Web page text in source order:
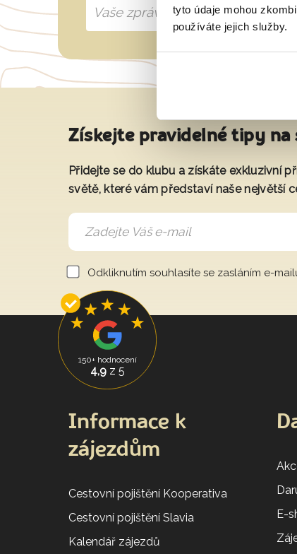
tyto údaje mohou
používáte jejich služby.
Získejte pravidelné tipy na
Přidejte se do klubu a získáte exkluzivní
světě, které vám představí naše největší
Odkliknutím souhlasíte se zasláním e-
150+ hodnocení
4,9z 5
Informace k
zájezdům
Cestovní pojištění Kooperativa
Cestovní pojištění Slavia
Kalendář zájezdů
E-